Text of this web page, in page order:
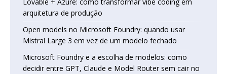
Lovable + Azure: como transformar vibe coding em
arquitetura de produção
Open models no Microsoft Foundry: quando usar
Mistral Large 3 em vez de um modelo fechado
Microsoft Foundry e a escolha de modelos: como
decidir entre GPT, Claude e Model Router sem cair no